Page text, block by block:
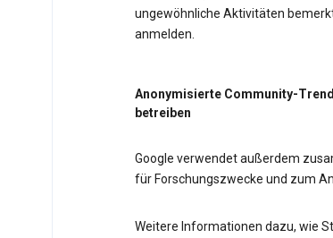
ungewöhnliche Aktivitäten
anmelden.
Anonymisierte Community-
betreiben
Google verwendet außerdem
für Forschungszwecke und zum
Weitere Informationen dazu, wie